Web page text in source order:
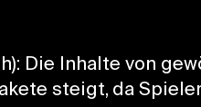
Die Inhalte von
steigt, da